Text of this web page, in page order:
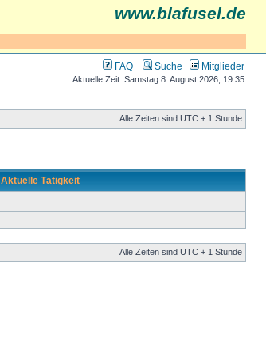
www.blafusel.de
FAQ Suche Mitglieder
Aktuelle Zeit: Samstag 8. August 2026, 19:35
Alle Zeiten sind UTC + 1 Stunde
Aktuelle Tätigkeit
Alle Zeiten sind UTC + 1 Stunde